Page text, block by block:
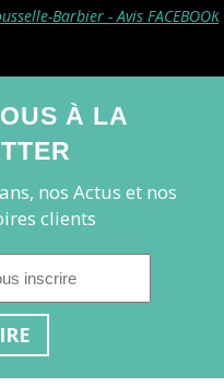
- Avis FACEBOOK
À LA
nos Actus et nos
clients